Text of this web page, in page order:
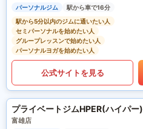
パーソナルジム
駅から車で16分
駅から5分以内のジムに通いたい人
セミパーソナルを始めたい人
グループレッスンで始めたい人
パーソナルヨガを始めたい人
公式サイトを見る
プライベートジムHPER(ハイパー)
富雄店